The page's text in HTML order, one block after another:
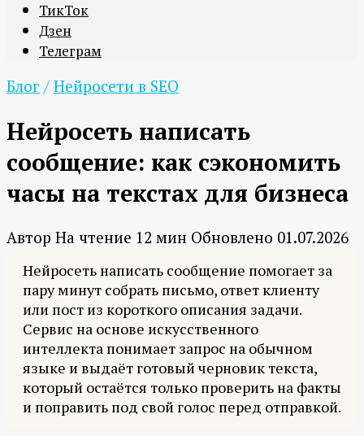
ТикТок
Дзен
Телеграм
Блог / Нейросети в SEO
Нейросеть написать
сообщение: как сэкономить
часы на текстах для бизнеса
Автор На чтение 12 мин Обновлено 01.07.2026
Нейросеть написать сообщение помогает за
пару минут собрать письмо, ответ клиенту
или пост из короткого описания задачи.
Сервис на основе искусственного
интеллекта понимает запрос на обычном
языке и выдаёт готовый черновик текста,
который остаётся только проверить на факты
и поправить под свой голос перед отправкой.